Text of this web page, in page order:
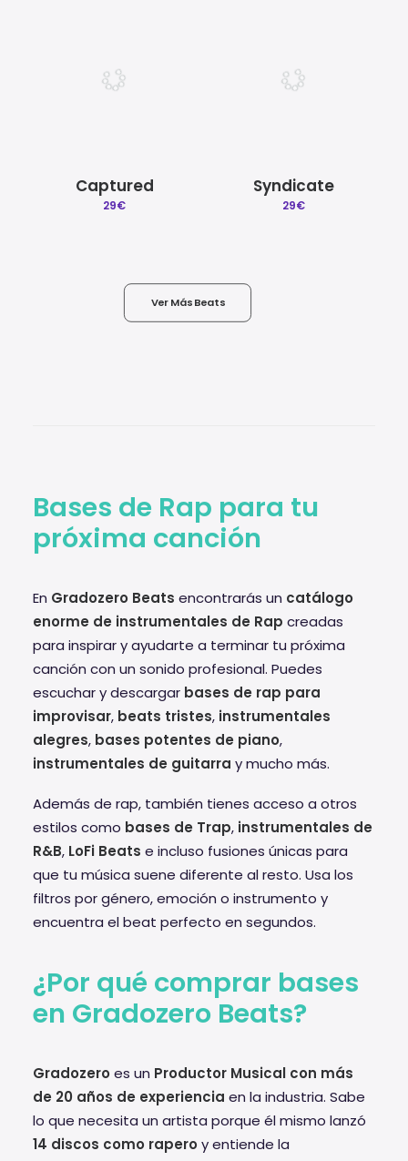
Captured
29€
Syndicate
29€
Ver Más Beats
Bases de Rap para tu
próxima canción
En Gradozero Beats encontrarás un catálogo
enorme de instrumentales de Rap creadas
para inspirar y ayudarte a terminar tu próxima
canción con un sonido profesional. Puedes
escuchar y descargar bases de rap para
improvisar, beats tristes, instrumentales
alegres, bases potentes de piano,
instrumentales de guitarra y mucho más.
Además de rap, también tienes acceso a otros
estilos como bases de Trap, instrumentales de
R&B, LoFi Beats e incluso fusiones únicas para
que tu música suene diferente al resto. Usa los
filtros por género, emoción o instrumento y
encuentra el beat perfecto en segundos.
¿Por qué comprar bases
en Gradozero Beats?
Gradozero es un Productor Musical con más
de 20 años de experiencia en la industria. Sabe
lo que necesita un artista porque él mismo lanzó
14 discos como rapero y entiende la